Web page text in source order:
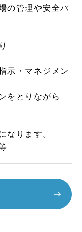
の管理や安全パ
示・マネジメン
をとりながら
なります。